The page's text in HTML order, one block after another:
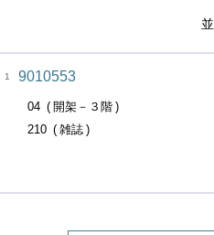
1 9010553
04
開架－３階
210
雑誌